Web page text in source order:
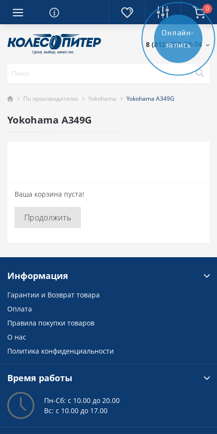
0
8 (812) 389-28-74
По производителю Yokohama Yokohama A349G
Yokohama A349G
Ваша корзина пуста!
Продолжить
Онлайн-
запись
Информация
Гарантии и Возврат товара
Оплата
Правила покупки товаров
О нас
Политика конфиденциальности
Время работы
Пн-Сб: с 10.00 до 20.00
Вс: с 10.00 до 17.00